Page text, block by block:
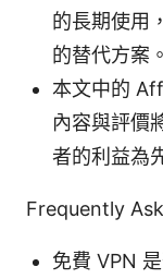
的長期使用
的替代方案。
本文中的
內容與評價
者的利益為
Frequently
免費 VPN